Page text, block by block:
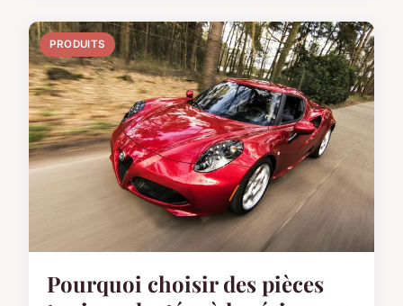
PRODUITS
Pourquoi choisir des pièces